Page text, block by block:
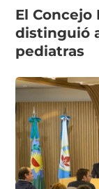
El
distinguió
pediatras